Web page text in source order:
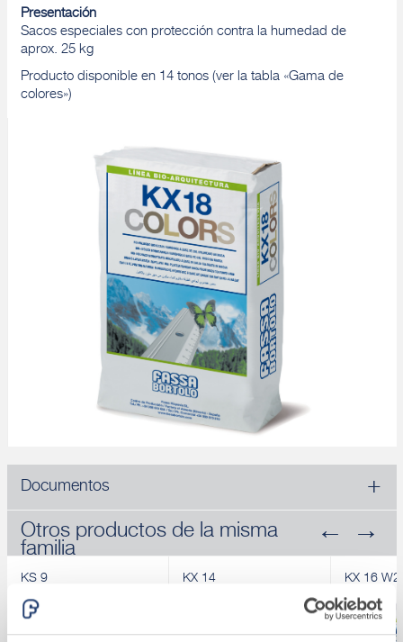
Presentación
Sacos especiales con protección contra la humedad de
aprox. 25 kg
Producto disponible en 14 tonos (ver la tabla «Gama de
colores»)
Documentos
Otros productos de la misma
familia
KS 9 KX 14 KX 16 W2